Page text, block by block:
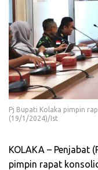
Pj Bupati Kolaka pimpin
(19/1/2024)/Ist
KOLAKA – Penjabat
pimpin rapat